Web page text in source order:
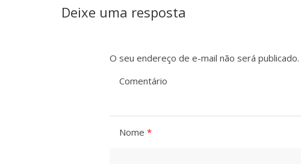
Deixe uma resposta
O seu endereço de e-mail não será publicado.
Comentário
Nome *